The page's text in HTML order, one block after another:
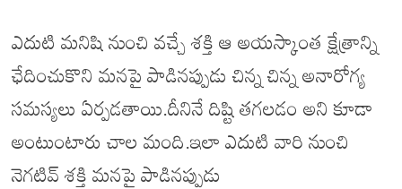
ఎదుటి మనిషి నుంచి వచ్చే శక్తి ఆ అయస్కాంత క్షేత్రాన్ని
ఛేదించుకొని మనపై పాడినప్పుడు చిన్న చిన్న అనారోగ్య
సమస్యలు ఏర్పడతాయి.దీనినే దిష్టి తగలడం అని కూడా
అంటుంటారు చాల మంది.ఇలా ఎదుటి వారి నుంచి
నెగటివ్ శక్తి మనపై పాడినప్పుడు